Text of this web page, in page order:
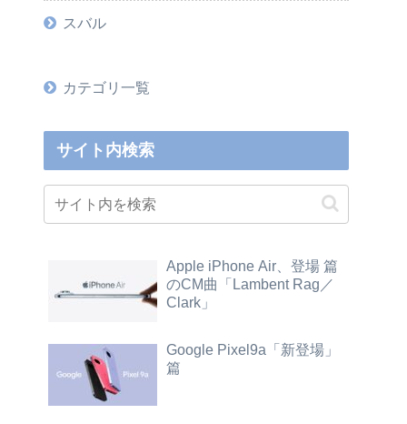
スバル
カテゴリ一覧
サイト内検索
Apple iPhone Air、登場 篇
のCM曲「Lambent Rag／
Clark」
Google Pixel9a「新登場」
篇